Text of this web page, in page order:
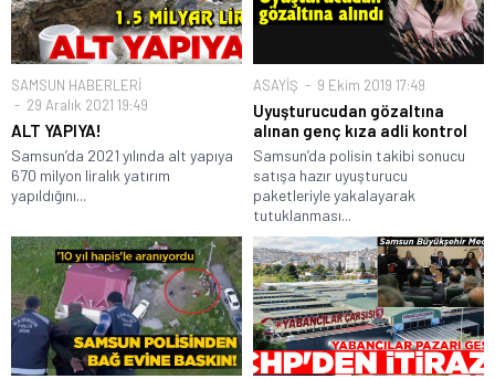
SAMSUN HABERLERİ
29 Aralık 2021 19:49
ALT YAPIYA!
Samsun’da 2021 yılında alt yapıya
670 milyon liralık yatırım
yapıldığını...
ASAYİŞ 9 Ekim 2019 17:49
Uyuşturucudan gözaltına
alınan genç kıza adli kontrol
Samsun’da polisin takibi sonucu
satışa hazır uyuşturucu
paketleriyle yakalayarak
tutuklanması...